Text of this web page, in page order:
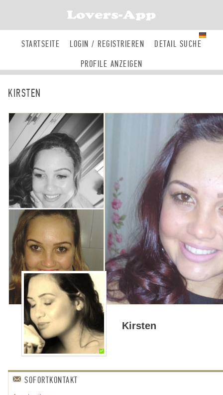
STARTSEITE LOGIN / REGISTRIEREN
DETAIL SUCHE
PROFILE ANZEIGEN
KIRSTEN
✅
Kirsten
SOFORTKONTAKT